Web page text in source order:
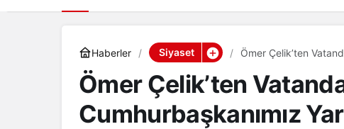
Haberler Siyaset Ömer Çelik’ten
Ömer Çelik’ten
Cumhurbaşkanımız